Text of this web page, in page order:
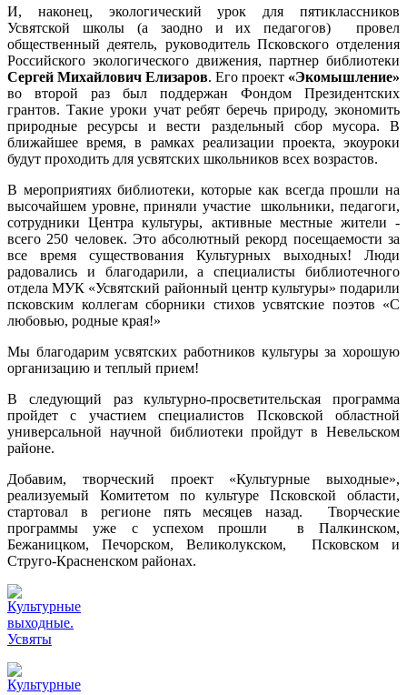
И, наконец, экологический урок для пятиклассников
Усвятской школы (а заодно и их педагогов) провел
общественный деятель, руководитель Псковского отделения
Российского экологического движения, партнер библиотеки
Сергей Михайлович Елизаров. Его проект «Экомышление»
во второй раз был поддержан Фондом Президентских
грантов. Такие уроки учат ребят беречь природу, экономить
природные ресурсы и вести раздельный сбор мусора. В
ближайшее время, в рамках реализации проекта, экоуроки
будут проходить для усвятских школьников всех возрастов.
В мероприятиях библиотеки, которые как всегда прошли на
высочайшем уровне, приняли участие школьники, педагоги,
сотрудники Центра культуры, активные местные жители -
всего 250 человек. Это абсолютный рекорд посещаемости за
все время существования Культурных выходных! Люди
радовались и благодарили, а специалисты библиотечного
отдела МУК «Усвятский районный центр культуры» подарили
псковским коллегам сборники стихов усвятские поэтов «С
любовью, родные края!»
Мы благодарим усвятских работников культуры за хорошую
организацию и теплый прием!
В следующий раз культурно-просветительская программа
пройдет с участием специалистов Псковской областной
универсальной научной библиотеки пройдут в Невельском
районе.
Добавим, творческий проект «Культурные выходные»,
реализуемый Комитетом по культуре Псковской области,
стартовал в регионе пять месяцев назад. Творческие
программы уже с успехом прошли в Палкинском,
Бежаницком, Печорском, Великолукском, Псковском и
Струго-Красненском районах.